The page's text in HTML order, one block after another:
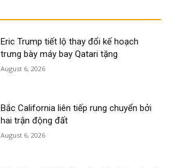
Eric Trump tiết lộ thay đổi kế hoạch
trưng bày máy bay Qatari tặng
August 6, 2026
Bắc California liên tiếp rung chuyển bởi
hai trận động đất
August 6, 2026